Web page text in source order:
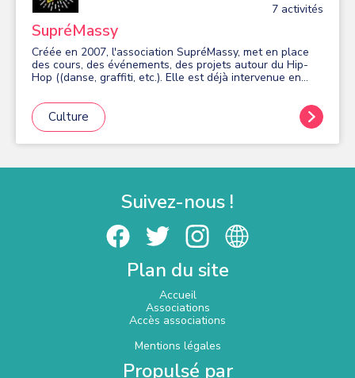
7 activités
SupréMassy
Créée en 2007, l'association SupréMassy, met en place
des cours, des événements, des projets autour du Hip-
Hop ((danse, graffiti, etc.). Elle est déjà intervenue en
établissements sociaux (personnes handicapées,
personnes âgées, etc.) en Île-de-France. Elle s'attache à
promouvoir les valeurs de dépassement et de partage de
la culture Hip-Hop au travers de ses actions.
Culture
Suivez-nous !
Plan du site
Accueil
Associations
Accès associations
Mentions légales
Propulsé par